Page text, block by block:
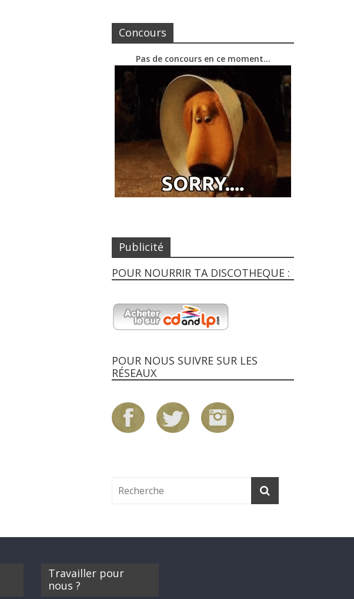
Concours
Pas de concours en ce moment…
Publicité
POUR NOURRIR TA DISCOTHEQUE :
POUR NOUS SUIVRE SUR LES
RÉSEAUX
Travailler pour
nous ?